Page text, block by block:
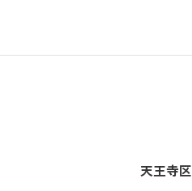
天王寺区